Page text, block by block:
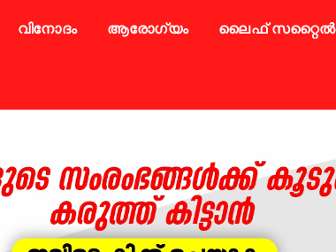
വിനോദം ആരോഗ്യം ലൈഫ് സറ്റൈൽ